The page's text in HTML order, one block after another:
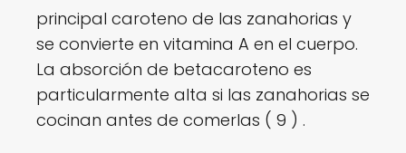
principal caroteno de las zanahorias y
se convierte en vitamina A en el cuerpo.
La absorción de betacaroteno es
particularmente alta si las zanahorias se
cocinan antes de comerlas ( 9 ) .